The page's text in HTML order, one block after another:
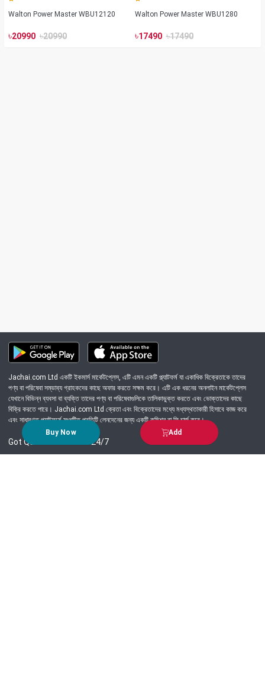
Buy Now Add
Walton Power Master WBU12120
৳20990 ৳20990
Walton Power Master WBU1280
৳17490 ৳17490
Jachai.com Ltd একটি ইকমার্স মার্কেটপ্লেস, এটি এমন একটি প্ল্যাটফর্ম যা একাধিক বিক্রেতাকে তাদের
পণ্য বা পরিষেবা সম্ভাব্য গ্রাহকদের কাছে অফার করতে সক্ষম করে। এটি এক ধরনের অনলাইন মার্কেটপ্লেস
যেখানে বিভিন্ন ব্যবসা বা ব্যক্তি তাদের পণ্য বা পরিষেবাগুলিকে তালিকাভুক্ত করতে এবং ভোক্তাদের কাছে
বিক্রি করতে পারে। Jachai.com Ltd ক্রেতা এবং বিক্রেতাদের মধ্যে মধ্যস্থতাকারী হিসাবে কাজ করে
এবং সাধারণত প্ল্যাটফর্মে সংঘটিত প্রতিটি লেনদেনের জন্য একটি কমিশন বা ফি চার্জ করে।
Got Question? Call us 24/7